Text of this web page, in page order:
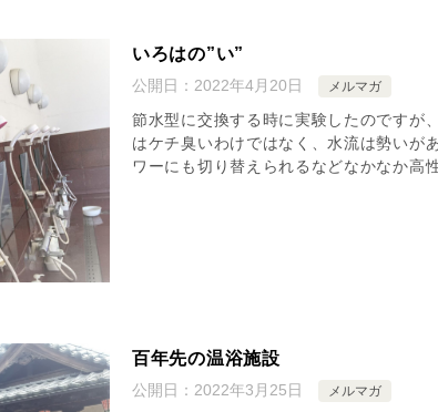
いろはの”い”
公開日： 2022年4月20日 メルマガ
節水型に交換する時に実験したのですが
はケチ臭いわけではなく、水流は勢いが
ワーにも切り替えられるなどなかなか高
百年先の温浴施設
公開日： 2022年3月25日 メルマガ